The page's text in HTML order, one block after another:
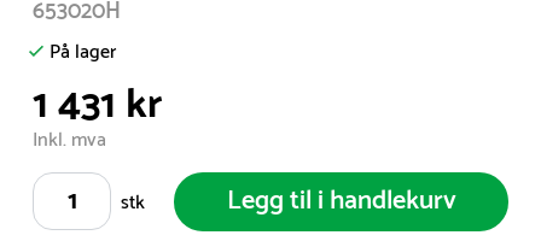
1653020H
På lager
1 431 kr
Inkl. mva
stk
Legg til i handlekurv